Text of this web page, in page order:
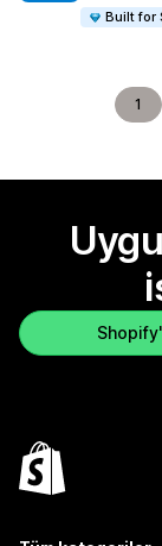
Built for
1